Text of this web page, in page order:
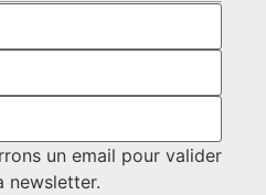
un email pour valider
newsletter.